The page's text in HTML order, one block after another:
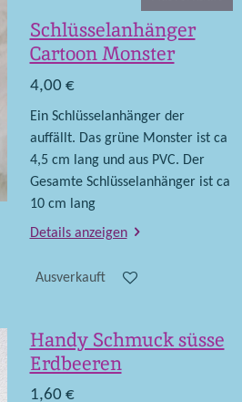
Schlüsselanhänger
Cartoon Monster
4,00 €
Ein Schlüsselanhänger der
auffällt. Das grüne Monster ist ca
4,5 cm lang und aus PVC. Der
Gesamte Schlüsselanhänger ist ca
10 cm lang
Details anzeigen
Ausverkauft
Handy Schmuck süsse
Erdbeeren
1,60 €